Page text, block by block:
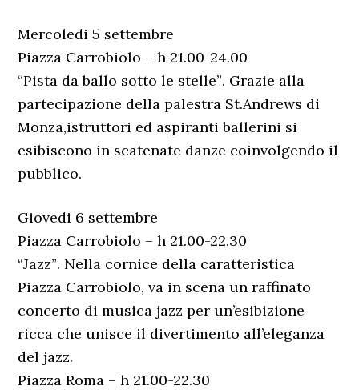
Mercoledi 5 settembre
Piazza Carrobiolo – h 21.00-24.00
“Pista da ballo sotto le stelle”. Grazie alla
partecipazione della palestra St.Andrews di
Monza,istruttori ed aspiranti ballerini si
esibiscono in scatenate danze coinvolgendo il
pubblico.
Giovedi 6 settembre
Piazza Carrobiolo – h 21.00-22.30
“Jazz”. Nella cornice della caratteristica
Piazza Carrobiolo, va in scena un raffinato
concerto di musica jazz per un’esibizione
ricca che unisce il divertimento all’eleganza
del jazz.
Piazza Roma – h 21.00-22.30